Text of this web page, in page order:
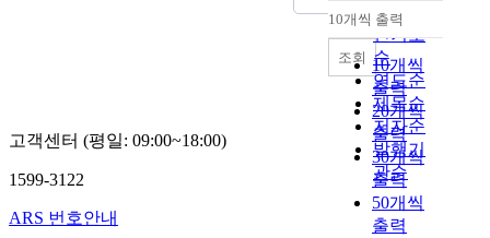
순
인기도
순
연도순
제목순
저자순
발행기
관순
내림차순
10개씩 출력
10개씩
출력
20개씩
출력
30개씩
출력
50개씩
출력
조회
고객센터 (평일: 09:00~18:00)
1599-3122
ARS 번호안내